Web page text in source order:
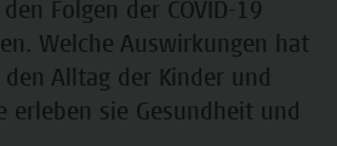
Folgen der COVID-19
Welche Auswirkungen hat
Alltag der Kinder und
erleben sie Gesundheit und